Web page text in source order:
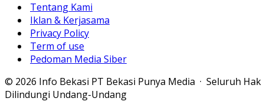
Tentang Kami
Iklan & Kerjasama
Privacy Policy
Term of use
Pedoman Media Siber
© 2026 Info Bekasi PT Bekasi Punya Media · Seluruh Hak
Dilindungi Undang-Undang